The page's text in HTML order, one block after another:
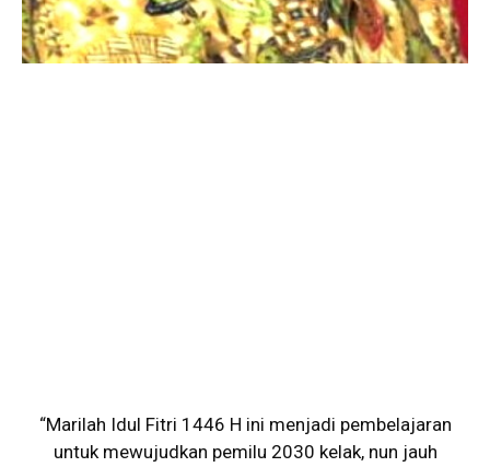
“Marilah Idul Fitri 1446 H ini menjadi pembelajaran
untuk mewujudkan pemilu 2030 kelak, nun jauh